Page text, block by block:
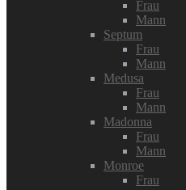
Frau
Mann
Septum
Frau
Mann
Medusa
Frau
Mann
Madonna
Frau
Mann
Monroe
Frau